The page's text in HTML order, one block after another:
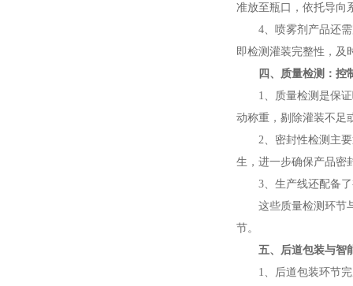
准放至瓶口，依托导向
4、喷雾剂产品还需
即检测灌装完整性，及
四、质量检测：控
1、质量检测是保证
动称重，剔除灌装不足
2、密封性检测主要
生，进一步确保产品密
3、生产线还配备了
这些质量检测环节与
节。
五、后道包装与智
1、后道包装环节完